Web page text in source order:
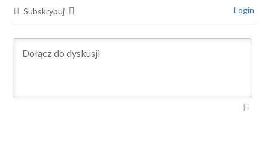
Subskrybuj Login